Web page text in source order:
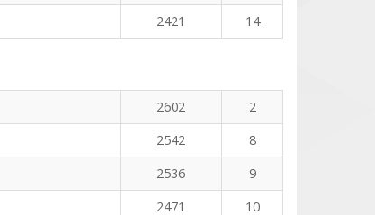
2421 14
2602
2
2542
8
2536
9
2471
10